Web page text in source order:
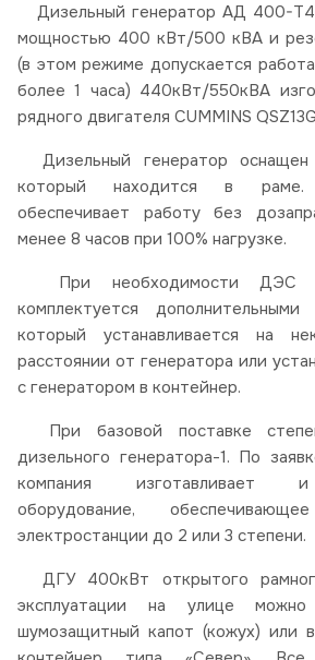
Дизельный генератор АД 400-
мощностью 400 кВт/500 кВА и
(в этом режиме допускается
более 1 часа) 440кВт/550кВА
рядного двигателя CUMMINS
Дизельный генератор оснащен
который находится в раме.
обеспечивает работу без
менее 8 часов при 100% нагрузке.
При необходимости ДЭС
комплектуется
который устанавливается на
расстоянии от генератора или
с генератором в контейнер.
При базовой поставке
дизельного генератора-1. По
компания изготавливает и
оборудование,
электростанции до 2 или 3 степени.
ДГУ 400кВт открытого
эксплуатации на улице
шумозащитный капот (кожух) или